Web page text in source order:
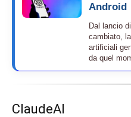
Android
Dal lancio
cambiato,
artificiali
da quel
ClaudeAI